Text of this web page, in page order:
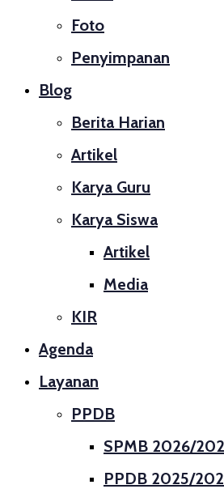
Foto
Penyimpanan
Blog
Berita Harian
Artikel
Karya Guru
Karya Siswa
Artikel
Media
KIR
Agenda
Layanan
PPDB
SPMB 2026/
PPDB 2025/